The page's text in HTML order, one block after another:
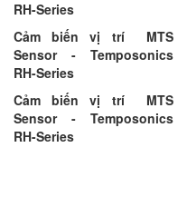
RH-Series
Cảm biến vị trí MTS
Sensor - Temposonics
RH-Series
Cảm biến vị trí MTS
Sensor - Temposonics
RH-Series